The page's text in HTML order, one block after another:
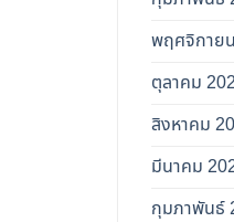
พฤศจิกาย
ตุลาคม
สิงหาคม
มีนาคม
กุมภาพันธ์